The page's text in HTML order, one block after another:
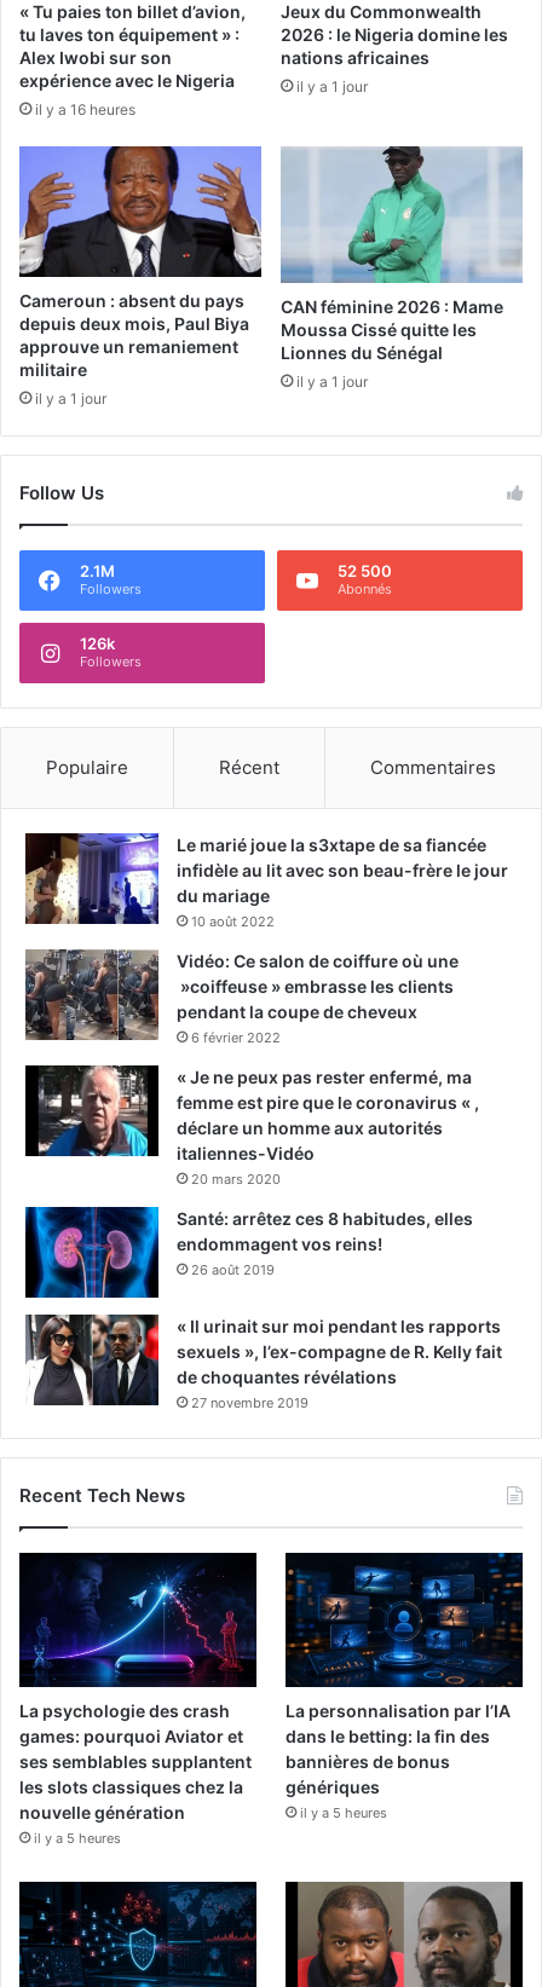
« Tu paies ton billet d’avion,
tu laves ton équipement » :
Alex Iwobi sur son
expérience avec le Nigeria
il y a 16 heures
Jeux du Commonwealth
2026 : le Nigeria domine les
nations africaines
il y a 1 jour
Cameroun : absent du pays
depuis deux mois, Paul Biya
approuve un remaniement
militaire
il y a 1 jour
CAN féminine 2026 : Mame
Moussa Cissé quitte les
Lionnes du Sénégal
il y a 1 jour
Follow Us
2.1M
Followers
52 500
Abonnés
126k
Followers
Populaire Récent Commentaires
Le marié joue la s3xtape de sa fiancée
infidèle au lit avec son beau-frère le jour
du mariage
10 août 2022
Vidéo: Ce salon de coiffure où une
»coiffeuse » embrasse les clients
pendant la coupe de cheveux
6 février 2022
« Je ne peux pas rester enfermé, ma
femme est pire que le coronavirus « ,
déclare un homme aux autorités
italiennes-Vidéo
20 mars 2020
Santé: arrêtez ces 8 habitudes, elles
endommagent vos reins!
26 août 2019
« Il urinait sur moi pendant les rapports
sexuels », l’ex-compagne de R. Kelly fait
de choquantes révélations
27 novembre 2019
Recent Tech News
La psychologie des crash
games: pourquoi Aviator et
ses semblables supplantent
les slots classiques chez la
nouvelle génération
il y a 5 heures
La personnalisation par l’IA
dans le betting: la fin des
bannières de bonus
génériques
il y a 5 heures